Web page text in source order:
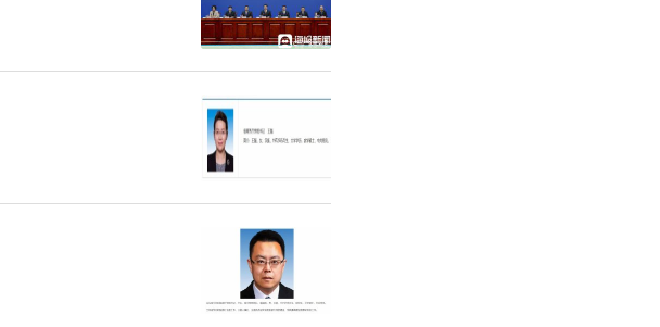
佩。
谢谢大家！
核心，视角独道，
，这使他的画充